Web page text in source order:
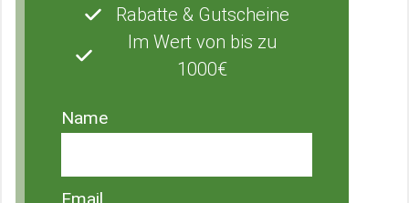
Rabatte & Gutscheine
Im Wert von bis zu
1000€
Name
Email